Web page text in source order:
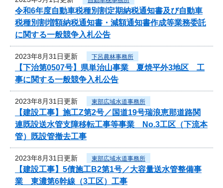
令和6年度自動車税種別割定期納税通知書及び自動車
税種別割増額納税通知書・減額通知書作成等業務委託
に関する一般競争入札公告
2023年8月31日更新 下呂農林事務所
【下治第0507号】県単治山事業 夏焼平外3地区 工
事に関する一般競争入札公告
2023年8月31日更新 東部広域水道事務所
【建設工事】施工Z第2号／国道19号瑞浪恵那道路関
連既設送水管支障移転工事等事業 No.3工区（下流本
管）既設管撤去工事
2023年8月31日更新 東部広域水道事務所
【建設工事】5債施工B2第1号／大容量送水管整備事
業 東濃第6幹線（3工区）工事